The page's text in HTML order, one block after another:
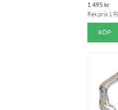
1 495kr
Rek.pris 1
KÖP